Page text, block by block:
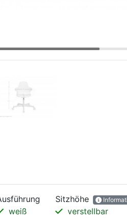
weiß
Sitzhöhe
verstellbar